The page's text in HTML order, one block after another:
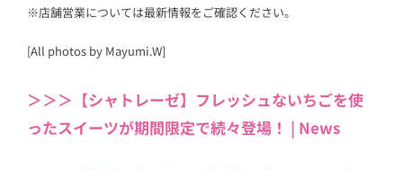
※店舗営業については最新情報をご確認ください。
[All photos by Mayumi.W]
＞＞＞【シャトレーゼ】フレッシュないちごを使
ったスイーツが期間限定で続々登場！ | News